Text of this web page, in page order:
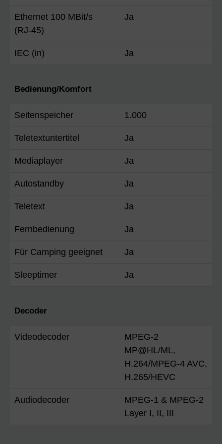
Ethernet 100 MBit/s
(RJ-45)
Ja
IEC (in) Ja
Bedienung/Komfort
Seitenspeicher 1.000
Teletextuntertitel Ja
Mediaplayer Ja
Autostandby Ja
Teletext Ja
Fernbedienung Ja
Für Camping geeignet Ja
Sleeptimer Ja
Decoder
Videodecoder
MPEG-2
MP@HL/ML,
H.264/MPEG-4 AVC,
H.265/HEVC
Audiodecoder
MPEG-1 & MPEG-2
Layer I, II, III